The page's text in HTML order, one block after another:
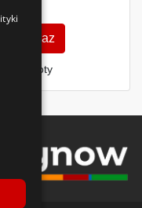
Kup teraz
MŚP i floty